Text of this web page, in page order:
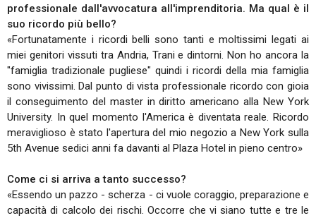
professionale dall'avvocatura all'imprenditoria. Ma qual è il
suo ricordo più bello?
«Fortunatamente i ricordi belli sono tanti e moltissimi legati ai
miei genitori vissuti tra Andria, Trani e dintorni. Non ho ancora la
"famiglia tradizionale pugliese" quindi i ricordi della mia famiglia
sono vivissimi. Dal punto di vista professionale ricordo con gioia
il conseguimento del master in diritto americano alla New York
University. In quel momento l'America è diventata reale. Ricordo
meraviglioso è stato l'apertura del mio negozio a New York sulla
5th Avenue sedici anni fa davanti al Plaza Hotel in pieno centro»
Come ci si arriva a tanto successo?
«Essendo un pazzo - scherza - ci vuole coraggio, preparazione e
capacità di calcolo dei rischi. Occorre che vi siano tutte e tre le